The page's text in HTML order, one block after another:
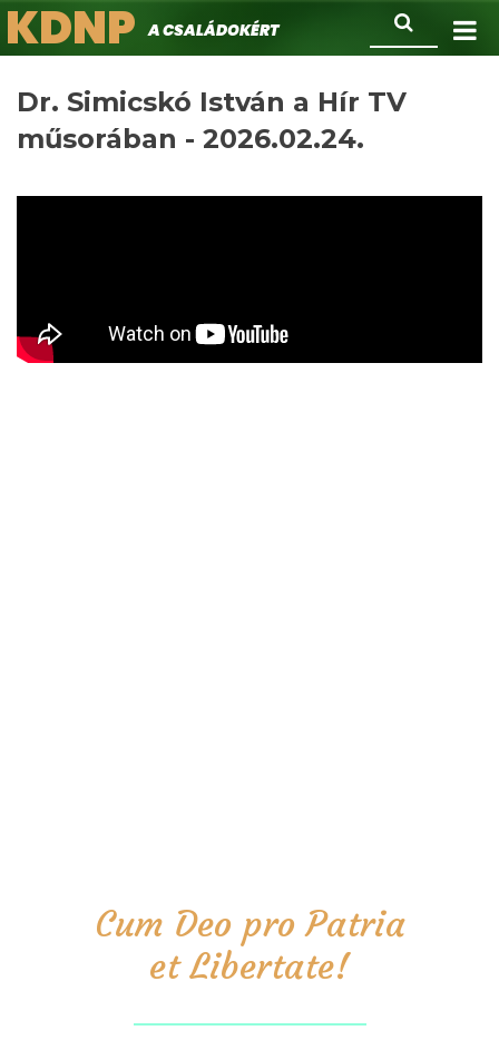
Ugrás
a
Keresés
KDNPA családokért.
Dr. Simicskó István a Hír TV
műsorában - 2026.02.24.
Cum Deo pro Patria
et Libertate!